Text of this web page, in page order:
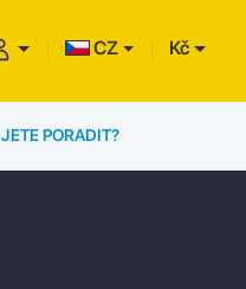
CZ Kč
PORADIT?